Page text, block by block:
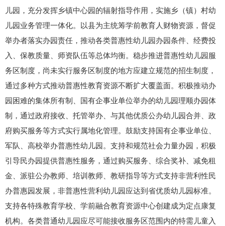
儿园，充分发挥乡镇中心园的辐射指导作用，实施乡（镇）村幼
儿园业务管理一体化。以县为主统筹学前教育人财物资源，督促
举办者落实办园责任，推动各类普惠性幼儿园办园条件、经费投
入、保教质量、师资队伍等总体均衡。稳步推进普惠性幼儿园服
务区制度，尚未实行服务区制度的地方应建立规范的招生制度，
通过多种方式推动普惠性教育资源不断扩大覆盖面。积极推动办
园困难的集体所有制、国有企事业单位举办的幼儿园理顺办园体
制，通过政府接收、托管举办、与其他优质公办幼儿园合并、政
府购买服务等方式实行属地化管理。鼓励支持国有企事业单位、
军队、高校举办普惠性幼儿园。支持和规范社会力量办园，积极
引导民办园提供普惠性服务，通过购买服务、综合奖补、减免租
金、派驻公办教师、培训教师、教研指导等方式支持非营利性民
办普惠园发展，非普惠性营利幼儿园应达到省优质幼儿园标准。
支持各特殊教育学校、学前融合教育资源中心创建成为定点康复
机构。各类普通幼儿园应尽可能接收服务区范围内的特需儿童入